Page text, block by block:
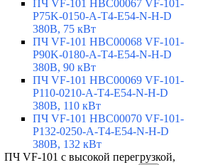
ПЧ VF-101 HBC00067 VF-101-
P75K-0150-A-T4-E54-N-H-D
380В, 75 кВт
ПЧ VF-101 HBC00068 VF-101-
P90K-0180-A-T4-E54-N-H-D
380В, 90 кВт
ПЧ VF-101 HBC00069 VF-101-
P110-0210-A-T4-E54-N-H-D
380В, 110 кВт
ПЧ VF-101 HBC00070 VF-101-
P132-0250-A-T4-E54-N-H-D
380В, 132 кВт
ПЧ VF-101 с высокой перегрузкой,